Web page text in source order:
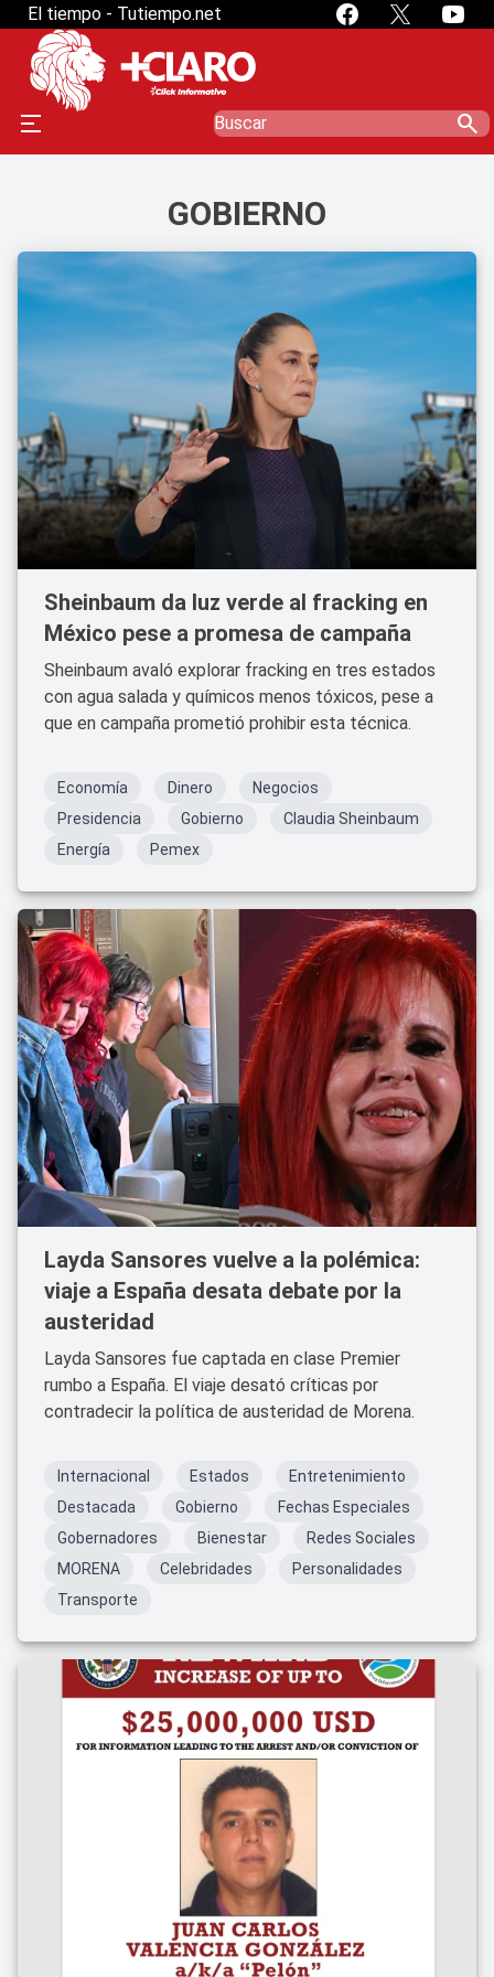
El tiempo - Tutiempo.net
search
GOBIERNO
Sheinbaum da luz verde al fracking en
México pese a promesa de campaña
Sheinbaum avaló explorar fracking en tres estados
con agua salada y químicos menos tóxicos, pese a
que en campaña prometió prohibir esta técnica.
Economía Dinero
Negocios
Presidencia
Gobierno
Claudia Sheinbaum
Energía
Pemex
Layda Sansores vuelve a la polémica:
viaje a España desata debate por la
austeridad
Layda Sansores fue captada en clase Premier
rumbo a España. El viaje desató críticas por
contradecir la política de austeridad de Morena.
Internacional Estados
Entretenimiento
Destacada
Gobierno
Fechas Especiales
Gobernadores
Bienestar
Redes Sociales
MORENA
Celebridades
Personalidades
Transporte